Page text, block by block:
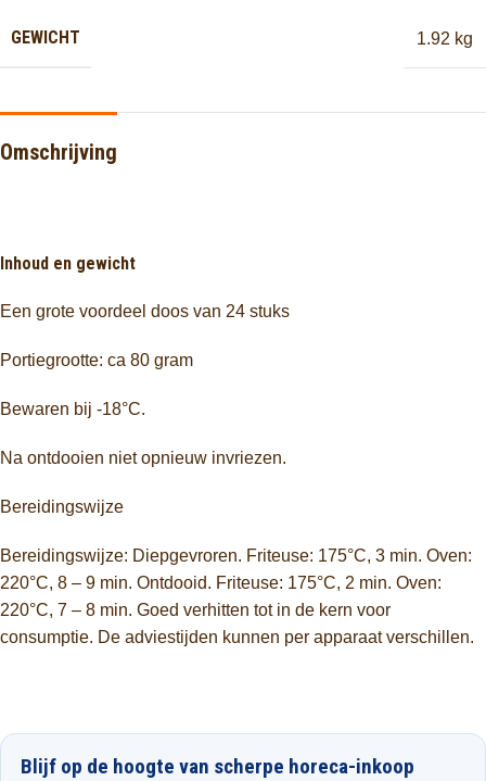
GEWICHT 1.92 kg
Omschrijving
Inhoud en gewicht
Een grote voordeel doos van 24 stuks
Portiegrootte: ca 80 gram
Bewaren bij -18°C.
Na ontdooien niet opnieuw invriezen.
Bereidingswijze
Bereidingswijze: Diepgevroren. Friteuse: 175°C, 3 min. Oven:
220°C, 8 – 9 min. Ontdooid. Friteuse: 175°C, 2 min. Oven:
220°C, 7 – 8 min. Goed verhitten tot in de kern voor
consumptie. De adviestijden kunnen per apparaat verschillen.
Blijf op de hoogte van scherpe horeca-inkoop